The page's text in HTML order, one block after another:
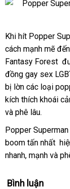
Bot
hãng
PWD
giá
rẻ
dành
cho
Top
Popper
Superman
10ml
chính
hãng
Mỹ
USA
PWD
giá
cho
Bot
lớn
Khi hít Popper
cách mạnh mẽ
Fantasy Forest
đồng gay sex
bị lờn thanh
toán
các loại
kích thích khoái
và phê lâu.
Popper Superman
boom tấn nhất lắp
đặt
nhanhđấu
, mạnh qua
và
Bình luận